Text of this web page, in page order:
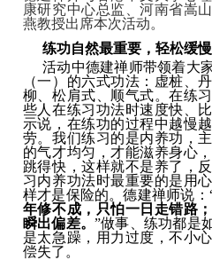
康研究中心总监、河南省嵩
燕教授出席本次活动。
练功自然最重要，轻松缓
活动中德建禅师带领着大
（一）的六式功法：虚桩、
柳、松肩式、顺气式。在练
些人在练习功法时速度快、
示说，在练功的过程中越慢
劳。我们练习的是内养功，
的气才均匀，才能滋养身心
跳得快，这样就不是养了，
习内养功法时最重要的是用
样才是保险的。德建禅师说：
年修不成，只怕一日走错路
瞬出偏差。 ”做事、练功都是
是太急躁，用力过度，不小
偿失了。